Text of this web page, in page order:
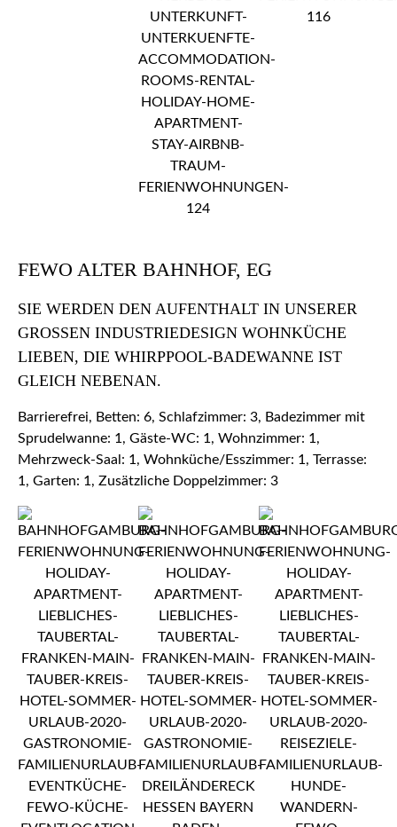
FEWO ALTER BAHNHOF, EG
SIE WERDEN DEN AUFENTHALT IN UNSERER
GROSSEN INDUSTRIEDESIGN WOHNKÜCHE L
IEBEN, DIE WHIRPPOOL-BADEWANNE IST G
LEICH NEBENAN.
Barrierefrei, Betten: 6, Schlafzimmer: 3, Badezimmer mit
Sprudelwanne: 1, Gäste-WC: 1, Wohnzimmer: 1,
Mehrzweck-Saal: 1, Wohnküche/Esszimmer: 1, Terrasse:
1, Garten: 1, Zusätzliche Doppelzimmer: 3